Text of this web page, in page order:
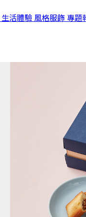
生活體驗 風格服飾 專題